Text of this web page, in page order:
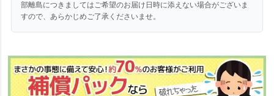
部離島につきましてはご希望のお届け日時に添えない場合がございま
すので、あらかじめご了承くださいませ。